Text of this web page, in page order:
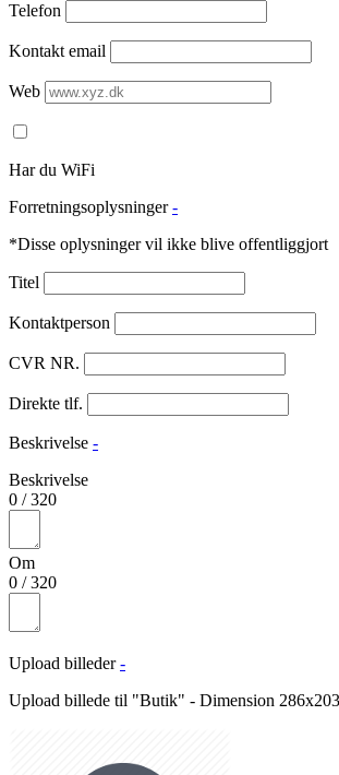
Telefon
Kontakt email
Web
Har du WiFi
Forretningsoplysninger -
*Disse oplysninger vil ikke blive offentliggjort
Titel
Kontaktperson
CVR NR.
Direkte tlf.
Beskrivelse -
Beskrivelse
0 /320
Om
0 /320
Upload billeder -
Upload billede til "Butik" - Dimension